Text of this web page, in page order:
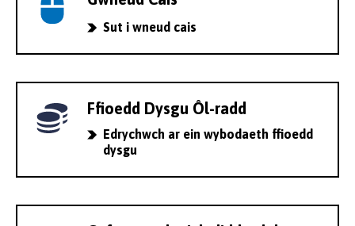
Sut i wneud cais
Ffioedd Dysgu Ôl-radd
Edrychwch ar ein wybodaeth ffioedd
dysgu